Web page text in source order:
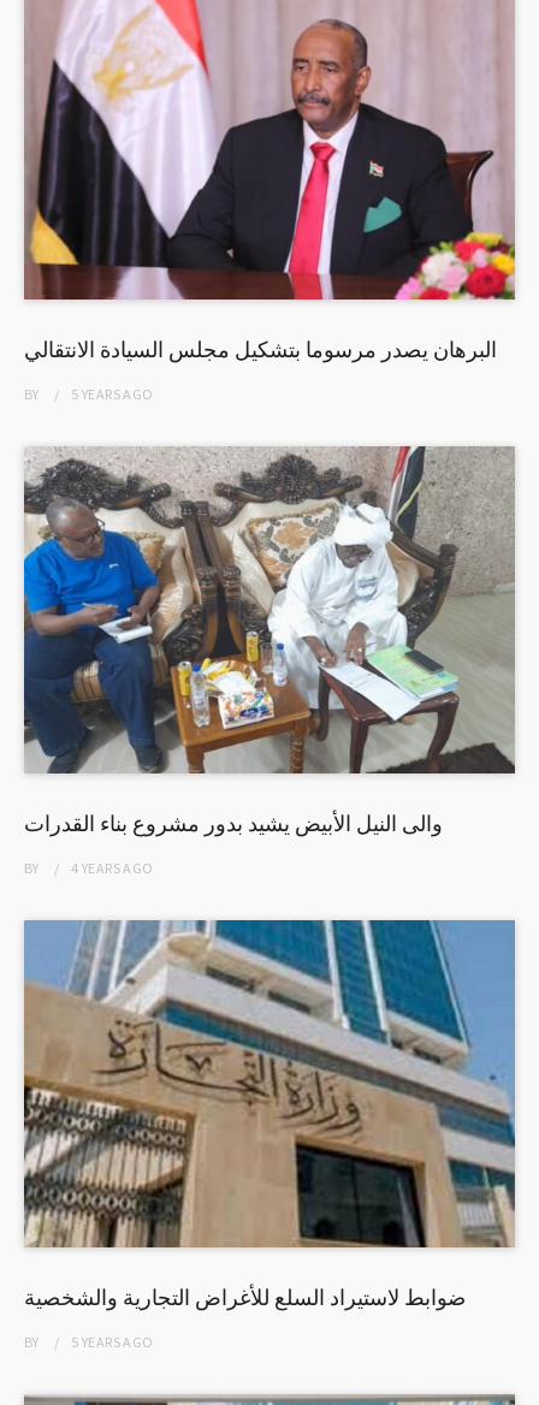
البرهان يصدر مرسوما بتشكيل مجلس السيادة الانتقالي
BY 5 YEARSAGO
والى النيل الأبيض يشيد بدور مشروع بناء القدرات
BY 4 YEARSAGO
ضوابط لاستيراد السلع للأغراض التجارية والشخصية
BY 5 YEARSAGO